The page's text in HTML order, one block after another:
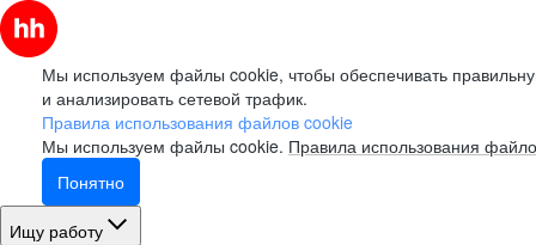
Мы используем файлы cookie, чтобы обеспечивать
и анализировать сетевой трафик.
Правила использования файлов cookie
Мы используем файлы cookie. Правила использования
Понятно
Ищу работу